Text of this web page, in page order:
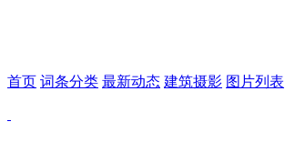
首页 词条分类 最新动态 建筑摄影 图片列表